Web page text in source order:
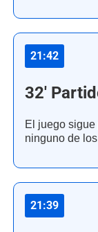
21:42
32'
El juego
ninguno de
21:39